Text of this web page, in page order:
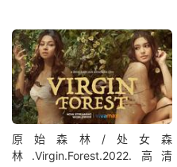
原始森林/处女森
林.Virgin.Forest.2022.高清